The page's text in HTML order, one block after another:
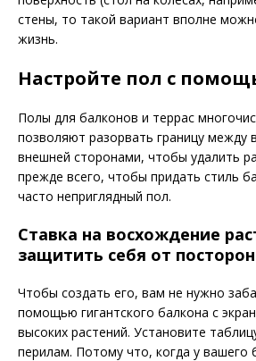
стены, то такой вариант вполне
жизнь.
Настройте пол с
Полы для балконов и террас
позволяют разорвать границу между
внешней сторонами, чтобы удалить
прежде всего, чтобы придать стиль
часто неприглядный пол.
Ставка на восхождение
защитить себя от
Чтобы создать его, вам не нужно
помощью гигантского балкона с
высоких растений. Установите
перилам. Потому что, когда у вашего